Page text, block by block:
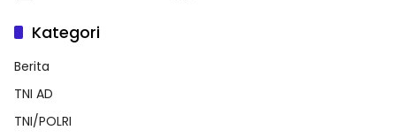
Kategori
Berita
TNI AD
TNI/POLRI